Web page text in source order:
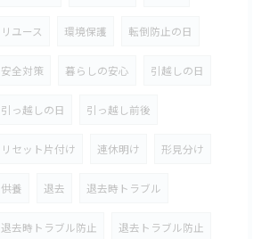
リユース 環境保護 転倒防止の日
安全対策 暮らしの安心 引越しの日
引っ越しの日 引っ越し前後
リセット片付け 連休明け 形見分け
供養 退去 退去時トラブル
退去時トラブル防止 退去トラブル防止